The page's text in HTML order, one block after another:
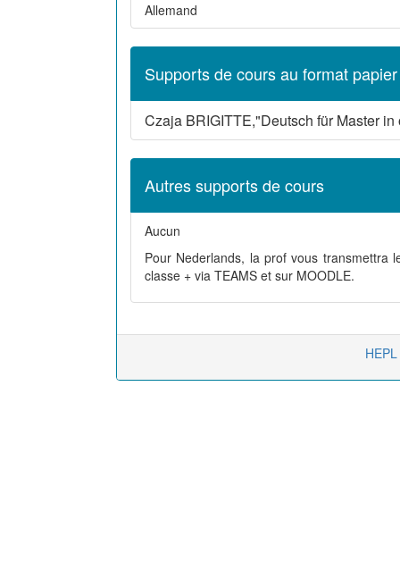
Allemand
Supports de cours au format papier
Czaja BRIGITTE,"Deutsch für Master
Autres supports de cours
Aucun
Pour Nederlands, la prof vous transmettra
classe + via TEAMS et sur MOODLE.